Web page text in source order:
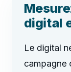
digital
Le digital
campagne